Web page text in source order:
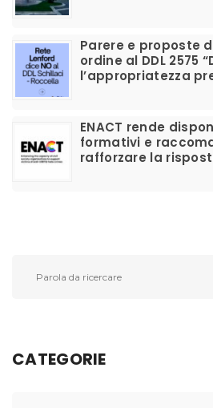
Parere e proposte
ordine al DDL 2575
l’appropriatezza
ENACT rende
formativi e
rafforzare la
CATEGORIE